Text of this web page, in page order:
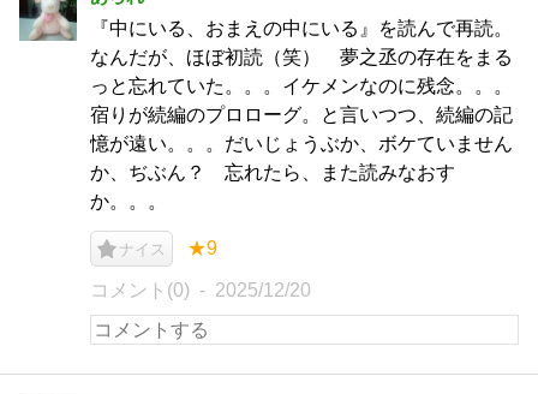
『中にいる、おまえの中にいる』を読んで再読。
なんだが、ほぼ初読（笑） 夢之丞の存在をまる
っと忘れていた。。。イケメンなのに残念。。。
宿りが続編のプロローグ。と言いつつ、続編の記
憶が遠い。。。だいじょうぶか、ボケていません
か、ぢぶん？ 忘れたら、また読みなおす
か。。。
ナイス ★9
コメント(0) 2025/12/20